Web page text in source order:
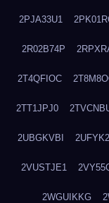
2PJA33U1
2R02B74P
2T4QFIOC
2TT1JPJ0
2UBGKVBI
2VUSTJE1
2WGUIKKG